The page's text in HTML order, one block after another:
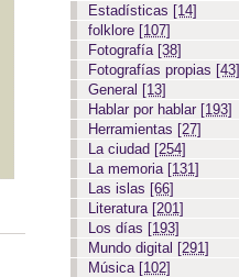
Estadísticas [14]
folklore [107]
Fotografía [38]
Fotografías propias [43]
General [13]
Hablar por hablar [193]
Herramientas [27]
La ciudad [254]
La memoria [131]
Las islas [66]
Literatura [201]
Los días [193]
Mundo digital [291]
Música [102]